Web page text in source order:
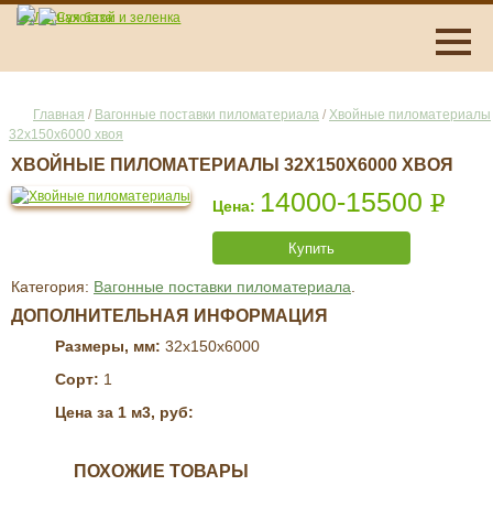
Главная / Вагонные поставки пиломатериала / Хвойные пиломатериалы
32x150x6000 хвоя
ХВОЙНЫЕ ПИЛОМАТЕРИАЛЫ 32X150X6000 ХВОЯ
14000-15500 Р
Купить
Категория: Вагонные поставки пиломатериала
ДОПОЛНИТЕЛЬНАЯ ИНФОРМАЦИЯ
Размеры, мм: 32x150x6000
Сорт: 1
Цена за 1 м3, руб:
ПОХОЖИЕ ТОВАРЫ